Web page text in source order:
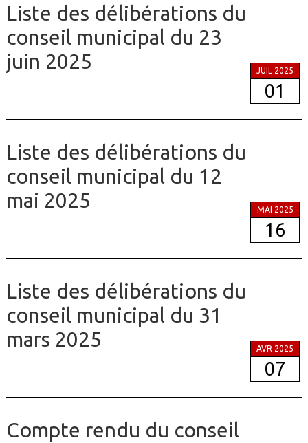
Liste des délibérations du
conseil municipal du 23
juin 2025
JUIL 2025
01
Liste des délibérations du
conseil municipal du 12
mai 2025
MAI 2025
16
Liste des délibérations du
conseil municipal du 31
mars 2025
AVR 2025
07
Compte rendu du conseil